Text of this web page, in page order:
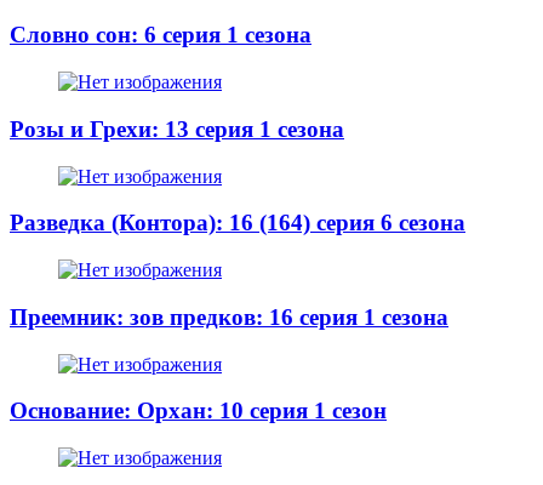
Словно сон: 6 серия 1 сезона
Розы и Грехи: 13 серия 1 сезона
Разведка (Контора): 16 (164) серия 6 сезона
Преемник: зов предков: 16 серия 1 сезона
Основание: Орхан: 10 серия 1 сезон